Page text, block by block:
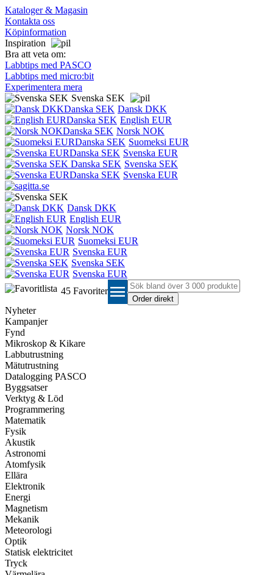
Kataloger & Magasin
Kontakta oss
Köpinformation
Inspiration
Bra att veta om:
Labbtips med PASCO
Labbtips med micro:bit
Experimentera mera
Svenska SEK
Dansk DKK
English EUR
Norsk NOK
Suomeksi EUR
Svenska EUR
Svenska SEK
Svenska EUR
Dansk DKK
English EUR
Norsk NOK
Suomeksi EUR
Svenska EUR
Svenska SEK
Svenska EUR
45 Favoriter menu
Nyheter
Kampanjer
Fynd
Mikroskop & Kikare
Labbutrustning
Mätutrustning
Datalogging PASCO
Byggsatser
Verktyg & Löd
Programmering
Matematik
Fysik
Akustik
Astronomi
Atomfysik
Ellära
Elektronik
Energi
Magnetism
Mekanik
Meteorologi
Optik
Statisk elektricitet
Tryck